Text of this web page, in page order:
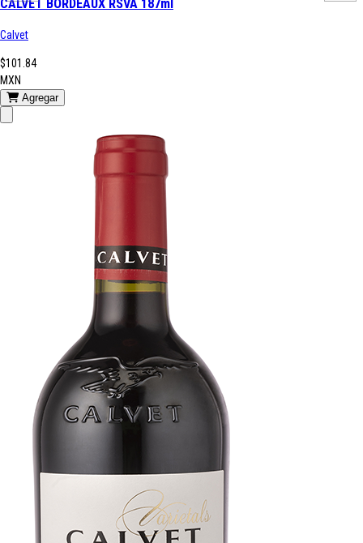
CALVET BORDEAUX RSVA 187ml
Calvet
$101.84
MXN
Agregar